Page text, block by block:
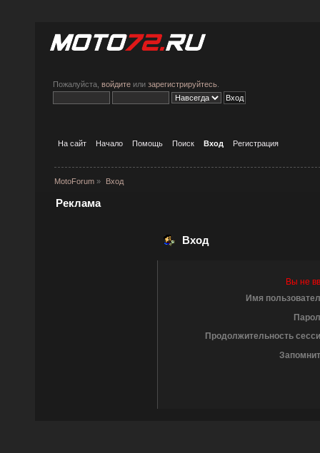
Пожалуйста, войдите или зарегистрируйтесь
На сайт Начало Помощь Поиск Вход Регистрация
MotoForum » Вход
Реклама
Вход
Вы не
Имя
Продолжительность